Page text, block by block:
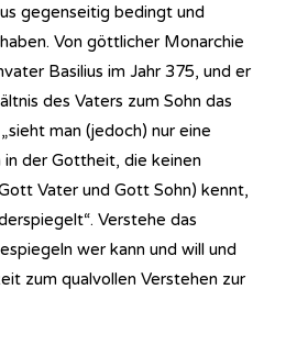
gegenseitig bedingt und
Von göttlicher Monarchie
Basilius im Jahr 375, und er
des Vaters zum Sohn das
man (jedoch) nur eine
der Gottheit, die keinen
Vater und Gott Sohn) kennt,
Verstehe das
wer kann und will und
zum qualvollen Verstehen zur